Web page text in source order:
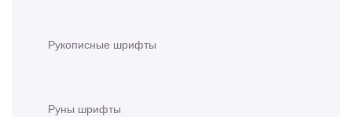
Рукописные шрифты
Руны шрифты